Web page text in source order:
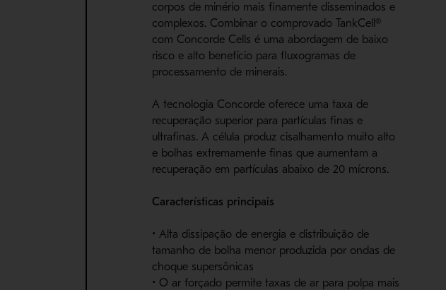
corpos de minério mais finamente disseminados e
complexos. Combinar o comprovado TankCell®
com Concorde Cells é uma abordagem de baixo
risco e alto benefício para fluxogramas de
processamento de minerais.
A tecnologia Concorde oferece uma taxa de
recuperação superior para partículas finas e
ultrafinas. A célula produz cisalhamento muito alto
e bolhas extremamente finas que aumentam a
recuperação em partículas abaixo de 20 mícrons.
Características principais
• Alta dissipação de energia e distribuição de
tamanho de bolha menor produzida por ondas de
choque supersônicas
• O ar forçado permite taxas de ar para polpa mais